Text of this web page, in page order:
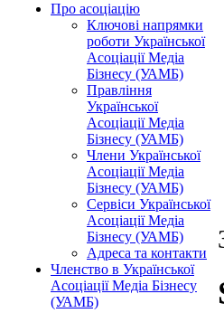
Про асоціацію
Ключові напрямки
роботи Української
Асоціації Медіа
Бізнесу (УАМБ)
Правління
Української
Асоціації Медіа
Бізнесу (УАМБ)
Члени Української
Асоціації Медіа
Бізнесу (УАМБ)
Сервіси Української
Асоціації Медіа
Бізнесу (УАМБ)
Адреса та контакти
Членство в Української
Асоціації Медіа Бізнесу
(УАМБ)